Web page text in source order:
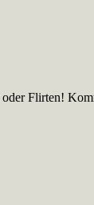
Flirten!